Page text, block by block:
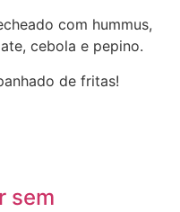
com hummus,
cebola e pepino.
de fritas!
sem